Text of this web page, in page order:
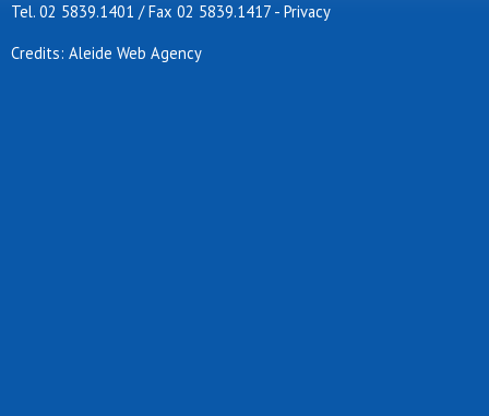
Tel. 02 5839.1401 / Fax 02 5839.1417 - Privacy
Credits: Aleide Web Agency